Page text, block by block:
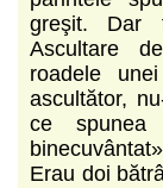
greşit. Dar
Ascultare
roadele
ascultător,
ce
Erau doi